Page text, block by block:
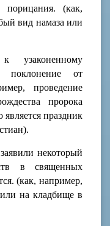
порицания. (как,
вид намаза или
узаконенному
поклонение от
проведение
пророка
является праздник
некоторый
в священных
(как, например,
на кладбище в